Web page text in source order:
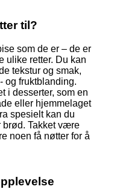
til?
som de er – de er
ulike retter. Du kan
tekstur og smak,
og fruktblanding.
i desserter, som en
eller hjemmelaget
spesielt kan du
brød. Takket være
noen få nøtter for å